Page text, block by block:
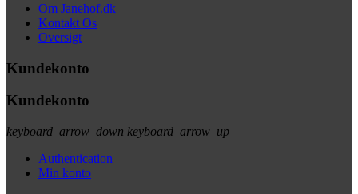
Om Janehof.dk
Kontakt Os
Oversigt
Kundekonto
Kundekonto
keyboard_arrow_down keyboard_arrow_up
Authentication
Min konto